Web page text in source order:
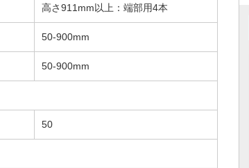
高さ911mm以上：端部用4本
50-900mm
50-900mm
50